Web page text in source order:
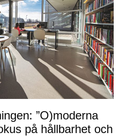
”O)moderna
på hållbarhet och